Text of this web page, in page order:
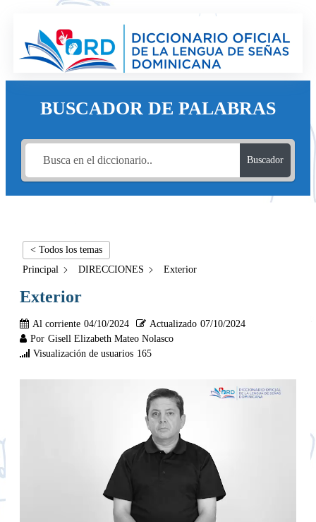
BUSCADOR DE PALABRAS
Buscador
< Todos los temas
Principal
DIRECCIONES Exterior
Exterior
Al corriente 04/10/2024 Actualizado 07/10/2024
Por Gisell Elizabeth Mateo Nolasco
Visualización de usuarios 165